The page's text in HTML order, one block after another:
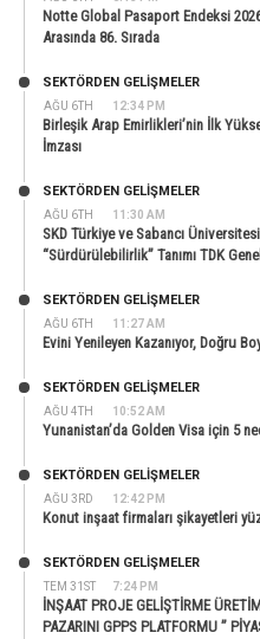
Notte Global Pasaport Endeksi
Arasında 86. Sırada
AĞU 6TH 12:34 PM
SEKTÖRDEN GELIŞMELER
Birleşik Arap Emirlikleri’nin İlk
İmzası
AĞU 6TH 11:30 AM
SEKTÖRDEN GELIŞMELER
SKD Türkiye ve Sabancı
“Sürdürülebilirlik” Tanımı TDK
AĞU 6TH 11:27 AM
SEKTÖRDEN GELIŞMELER
Evini Yenileyen Kazanıyor, Doğru
AĞU 4TH 10:52 AM
SEKTÖRDEN GELIŞMELER
Yunanistan’da Golden Visa için 5
AĞU 3RD 12:42 PM
SEKTÖRDEN GELIŞMELER
Konut inşaat firmaları şikayetleri
TEM 31ST 7:24 PM
SEKTÖRDEN GELIŞMELER
İNŞAAT PROJE GELİŞTİRME
PAZARINI GPPS PLATFORMU ”